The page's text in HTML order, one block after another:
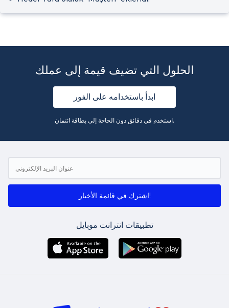
الحلول التي تضيف قيمة إلى عملك
ابدأ باستخدامه على الفور
استخدم في دقائق دون الحاجة إلى بطاقة ائتمان.
اشترك في قائمة الأخبار!
تطبيقات انترانت موبايل